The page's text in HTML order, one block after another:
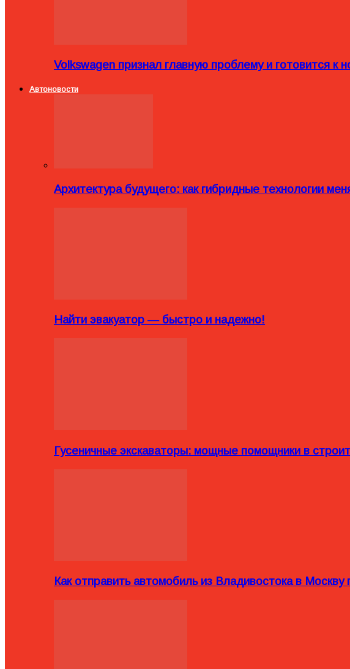
Volkswagen признал главную проблему и готовится к
Автоновости
Архитектура будущего: как гибридные технологии
Найти эвакуатор — быстро и надежно!
Гусеничные экскаваторы: мощные помощники в
Как отправить автомобиль из Владивостока в